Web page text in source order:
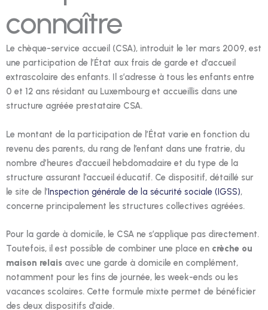
connaître
Le chèque-service accueil (CSA), introduit le 1er mars 2009, est
une participation de l’État aux frais de garde et d’accueil
extrascolaire des enfants. Il s’adresse à tous les enfants entre
0 et 12 ans résidant au Luxembourg et accueillis dans une
structure agréée prestataire CSA.
Le montant de la participation de l’État varie en fonction du
revenu des parents, du rang de l’enfant dans une fratrie, du
nombre d’heures d’accueil hebdomadaire et du type de la
structure assurant l’accueil éducatif. Ce dispositif, détaillé sur
le site de l’Inspection générale de la sécurité sociale (IGSS),
concerne principalement les structures collectives agréées.
Pour la garde à domicile, le CSA ne s’applique pas directement.
Toutefois, il est possible de combiner une place en crèche ou
maison relais avec une garde à domicile en complément,
notamment pour les fins de journée, les week-ends ou les
vacances scolaires. Cette formule mixte permet de bénéficier
des deux dispositifs d’aide.